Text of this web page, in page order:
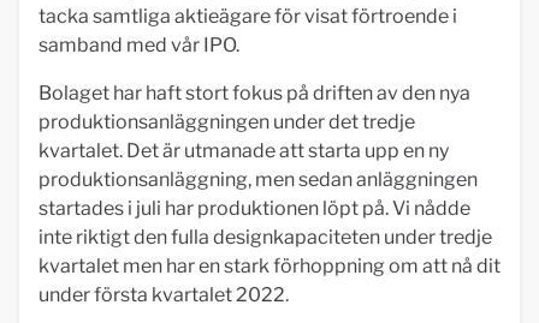
tacka samtliga aktieägare för visat förtroende i
samband med vår IPO.
Bolaget har haft stort fokus på driften av den nya
produktionsanläggningen under det tredje
kvartalet. Det är utmanade att starta upp en ny
produktionsanläggning, men sedan anläggningen
startades i juli har produktionen löpt på. Vi nådde
inte riktigt den fulla designkapaciteten under tredje
kvartalet men har en stark förhoppning om att nå dit
under första kvartalet 2022.